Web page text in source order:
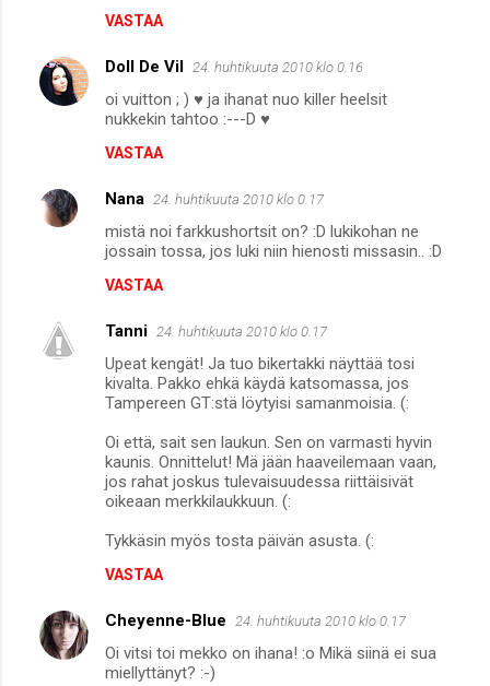
VASTAA
Doll De Vil 24. huhtikuuta 2010 klo 0.16
oi vuitton ; ) ♥ ja ihanat nuo killer heelsit
nukkekin tahtoo :---D ♥
VASTAA
Nana 24. huhtikuuta 2010 klo 0.17
mistä noi farkkushortsit on? :D lukikohan ne
jossain tossa, jos luki niin hienosti missasin.. :D
VASTAA
Tanni 24. huhtikuuta 2010 klo 0.17
Upeat kengät! Ja tuo bikertakki näyttää tosi
kivalta. Pakko ehkä käydä katsomassa, jos
Tampereen GT:stä löytyisi samanmoisia. (:
Oi että, sait sen laukun. Sen on varmasti hyvin
kaunis. Onnittelut! Mä jään haaveilemaan vaan,
jos rahat joskus tulevaisuudessa riittäisivät
oikeaan merkkilaukkuun. (:
Tykkäsin myös tosta päivän asusta. (:
VASTAA
Cheyenne-Blue 24. huhtikuuta 2010 klo 0.17
Oi vitsi toi mekko on ihana! :o Mikä siinä ei sua
miellyttänyt? :-)